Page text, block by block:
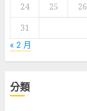
24
25 26
31
« 2 月
分類